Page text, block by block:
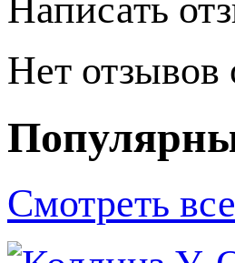
Написать
Нет отзывов
Смотреть все